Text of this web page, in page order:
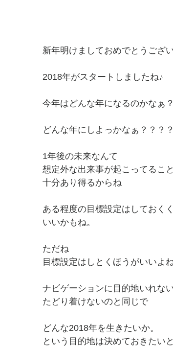
新年明けましておめでとうござ
2018年がスタートしましたね♪
今年はどんな年になるのかなぁ
どんな年にしよっかなぁ？？？？
1年後の未来なんて
想定外な出来事が起こってること
十分あり得るからね
ある程度の目標設定はしておく
いいかもね。
ただね
目標設定はしとくほうがいいよ
ナビゲーションに目的地いれな
たどり着けないのと同じで
どんな2018年を生きたいか。
という目的地は決めておきたいと